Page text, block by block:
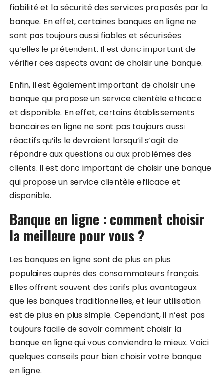
fiabilité et la sécurité des services proposés par la
banque. En effet, certaines banques en ligne ne
sont pas toujours aussi fiables et sécurisées
qu’elles le prétendent. Il est donc important de
vérifier ces aspects avant de choisir une banque.
Enfin, il est également important de choisir une
banque qui propose un service clientèle efficace
et disponible. En effet, certains établissements
bancaires en ligne ne sont pas toujours aussi
réactifs qu’ils le devraient lorsqu’il s’agit de
répondre aux questions ou aux problèmes des
clients. Il est donc important de choisir une banque
qui propose un service clientèle efficace et
disponible.
Banque en ligne : comment choisir
la meilleure pour vous ?
Les banques en ligne sont de plus en plus
populaires auprès des consommateurs français.
Elles offrent souvent des tarifs plus avantageux
que les banques traditionnelles, et leur utilisation
est de plus en plus simple. Cependant, il n’est pas
toujours facile de savoir comment choisir la
banque en ligne qui vous conviendra le mieux. Voici
quelques conseils pour bien choisir votre banque
en ligne.